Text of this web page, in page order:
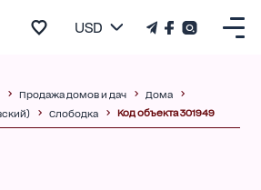
USD
Продажа домов и дач
Дома
Слободка Код объекта 301949